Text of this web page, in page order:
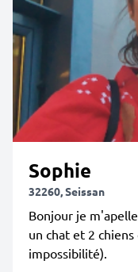
Sophie
32260, Seissan
Bonjour je
un chat et 2
impossibilité).